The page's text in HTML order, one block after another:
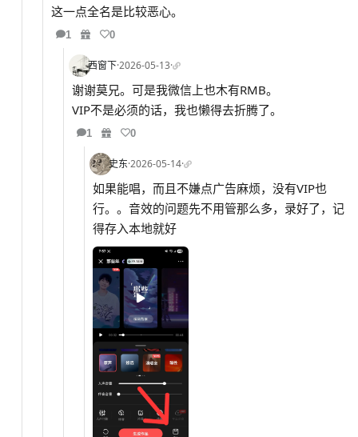
这一点全名是比较恶心。
1 0
西窗下·2026-05-13·
谢谢莫兄。可是我微信上也木有RMB。
VIP不是必须的话，我也懒得去折腾了。
1 0
史东·2026-05-14·
如果能唱，而且不嫌点广告麻烦，没有VIP也
行。。音效的问题先不用管那么多，录好了，记
得存入本地就好